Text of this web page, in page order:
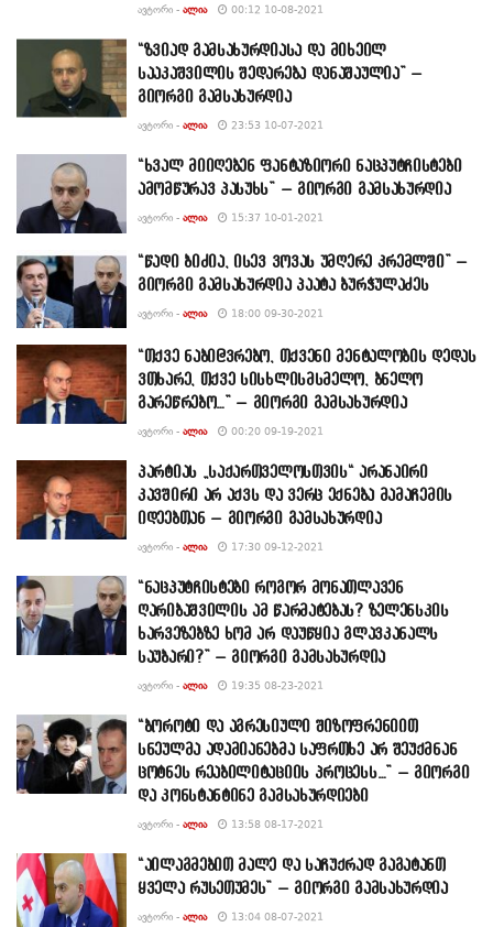
ᲐᲕᲢᲝᲠᲘ - ᲐᲚᲘᲐ 00:12 10-08-2021
“ზვიად გამსახურდიასა და მიხეილ
სააკაშვილის შედარება დანაშაულია” –
გიორგი გამსახურდია
ᲐᲕᲢᲝᲠᲘ - ᲐᲚᲘᲐ 23:53 10-07-2021
“ხვალ მიიღებენ ფანტაზიორი ნაცპუტჩისტები
ამომწურავ პასუხს” – გიორგი გამსახურდია
ᲐᲕᲢᲝᲠᲘ - ᲐᲚᲘᲐ 15:37 10-01-2021
“წადი ბიძია, ისევ ვოვას უმღერე კრემლში” –
გიორგი გამსახურდია პაატა ბურჭულაძეს
ᲐᲕᲢᲝᲠᲘ - ᲐᲚᲘᲐ 18:00 09-30-2021
“თქვე ნაბი@ვრებო, თქვენი მენტალობის დედას
ვთხარე, თქვე სისხლისმსმელო, ბნელო
გარეწრებო…” – გიორგი გამსახურდია
ᲐᲕᲢᲝᲠᲘ - ᲐᲚᲘᲐ 00:20 09-19-2021
პარტიას „საქართველოსთვის“ არანაირი
კავშირი არ აქვს და ვერც ექნება მამაჩემის
იდეებთან – გიორგი გამსახურდია
ᲐᲕᲢᲝᲠᲘ - ᲐᲚᲘᲐ 17:30 09-12-2021
“ნაცპუტჩისტები როგორ მონათლავენ
ღარიბაშვილის ამ წარმატებას? ზელენსკის
ხარვეზებზე ხომ არ დაუწყია გლავკანალს
საუბარი?” – გიორგი გამსახურდია
ᲐᲕᲢᲝᲠᲘ - ᲐᲚᲘᲐ 19:35 08-23-2021
“ბოროტი და აგრესიული შიზოფრენიით
სნეულმა ადამიანებმა საფრთხე არ შეუქმნან
ცოტნეს რეაბილიტაციის პროცესს…” – გიორგი
და კონსტანტინე გამსახურდიები
ᲐᲕᲢᲝᲠᲘ - ᲐᲚᲘᲐ 13:58 08-17-2021
“აილაგმებით მალე და საჩუქრად გაგატანთ
ყველა რუსეთუმეს” – გიორგი გამსახურდია
ᲐᲕᲢᲝᲠᲘ - ᲐᲚᲘᲐ 13:04 08-07-2021